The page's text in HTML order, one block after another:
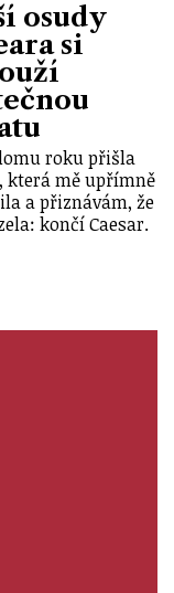
osudy
si
roku přišla
která mě upřímně
a přiznávám, že
končí Caesar.